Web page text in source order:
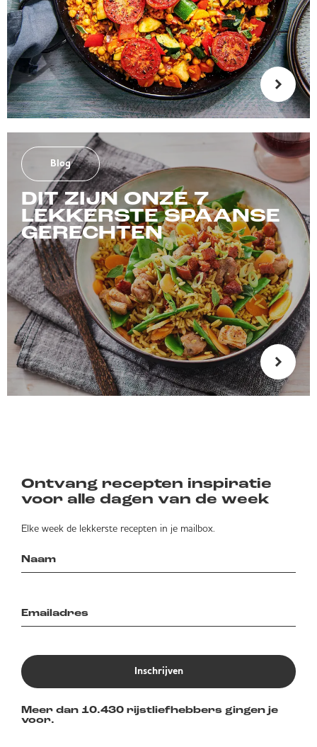
Blog
DIT ZIJN ONZE 7
LEKKERSTE SPAANSE
GERECHTEN
Ontvang recepten inspiratie
voor alle dagen van de week
Elke week de lekkerste recepten in je mailbox.
Inschrijven
Meer dan 10.430 rijstliefhebbers gingen je
voor.